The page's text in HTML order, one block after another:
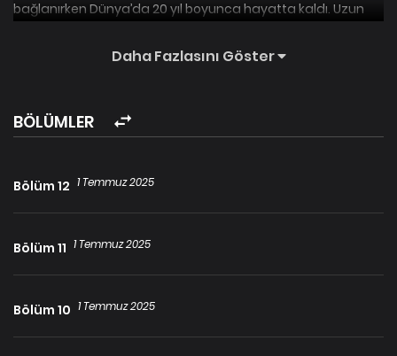
bağlanırken Dünya’da 20 yıl boyunca hayatta kaldı. Uzun
geri dönerek hiçbir şeyi olmadığı zamana gider.
Daha Fazlasını Göster
BÖLÜMLER
Bölüm 12 1 Temmuz 2025
Bölüm 11 1 Temmuz 2025
Bölüm 10 1 Temmuz 2025